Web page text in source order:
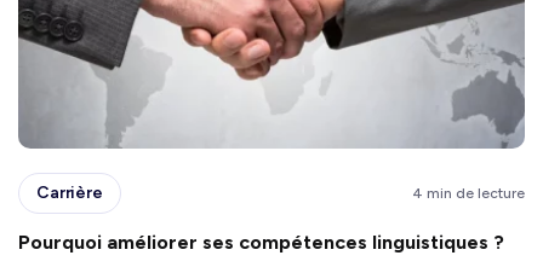
Carrière 4 min de lecture
Pourquoi améliorer ses compétences linguistiques ?